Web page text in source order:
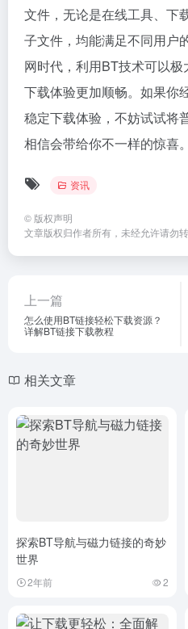
文件，无论是在线工具、下
子文件，均能满足不同用户
网时代，利用BT技术可以
下载体验更加顺畅。如果你
稳定下载体验，不妨试试将
相信会带给你不一样的惊喜。
资讯
© 版权声明
文章版权归作者所有，未经允许请勿转
上一篇
怎么使用BT链接轻松下载资源？
详解BT链接下载教程
相关文章
探索BT导航与磁力链接的奇妙
世界
2年前 2